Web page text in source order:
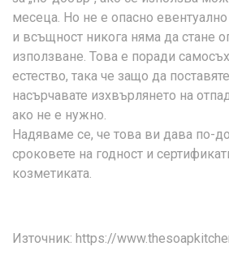
месеца. Но не е опасно
и всъщност никога няма да стане
използване. Това е поради
естество, така че защо да
насърчавате изхвърлянето на
ако не е нужно.
Надяваме се, че това ви дава по-
сроковете на годност и
козметиката.
Източник: https://